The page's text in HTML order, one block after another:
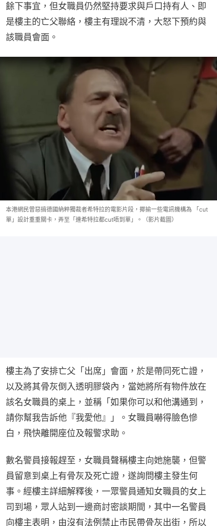
餘下事宜，但女職員仍然堅持要求與戶口持有人、即
是樓主的亡父聯絡，樓主有理說不清，大怒下預約與
該職員會面。
本港網民曾惡搞德國納粹獨裁者希特拉的電影片段，揶揄一些電訊機構為 「cut
單」設計重重關卡，弄至「連希特拉都cut唔到單」。（影片截圖）
樓主為了安排亡父「出席」會面，於是帶同死亡證，
以及將其骨灰倒入透明膠袋內，當她將所有物件放在
該名女職員的桌上，並稱「如果你可以和他溝通到，
請你幫我告訴他『我愛他』」。女職員嚇得臉色慘
白，飛快離開座位及報警求助。
數名警員接報趕至，女職員聲稱樓主向她施襲，但警
員留意到桌上有骨灰及死亡證，遂詢問樓主發生何
事。經樓主詳細解釋後，一眾警員通知女職員的女上
司到場，眾人站到一邊商討密談期間，其中一名警員
向樓主表明，由沒有法例禁止市民帶骨灰出街，所以